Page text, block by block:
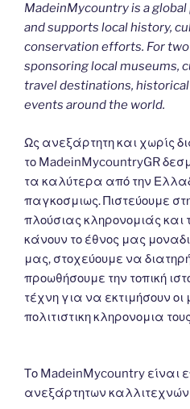
MadeinMycountry is a
and supports local history,
conservation efforts. For two
sponsoring local museums,
travel destinations,
events around the world.
Ως ανεξάρτητη και χωρίς
το MadeinMycountryGR
τα καλύτερα από την
παγκοσμιως. Πιστεύουμε
πλούσιας κληρονομιάς
κάνουν το έθνος μας
μας, στοχεύουμε να
προωθήσουμε την τοπική
τέχνη για να εκτιμήσουν οι
πολιτιστικη κληρονομια
Το MadeinMycountry είναι
ανεξάρτητων